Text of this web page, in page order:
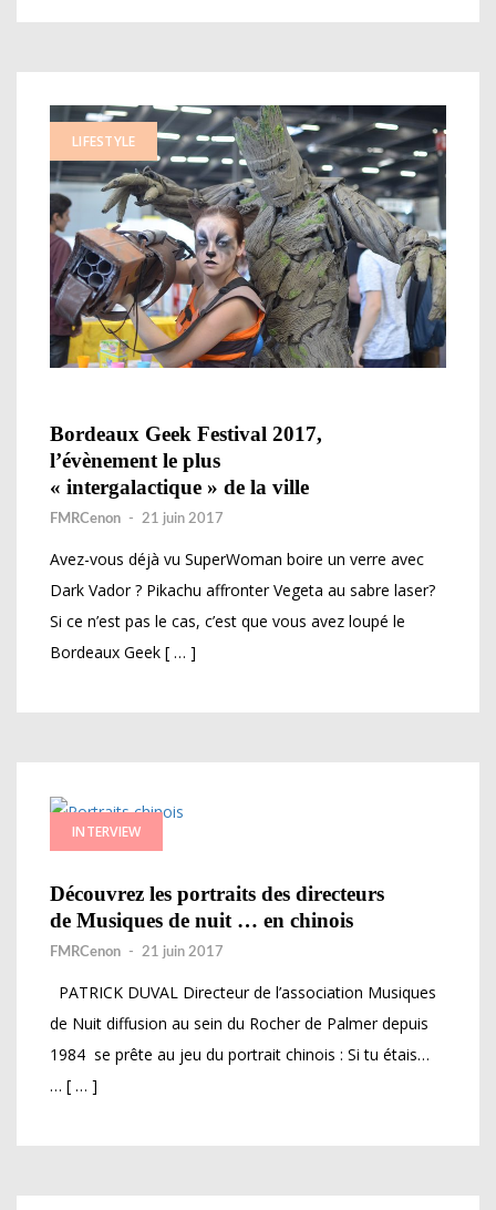
LIFESTYLE
Bordeaux Geek Festival 2017,
l’évènement le plus
« intergalactique » de la ville
FMRCenon - 21 juin 2017
Avez-vous déjà vu SuperWoman boire un verre avec
Dark Vador ? Pikachu affronter Vegeta au sabre laser?
Si ce n’est pas le cas, c’est que vous avez loupé le
Bordeaux Geek [ … ]
INTERVIEW
Découvrez les portraits des directeurs
de Musiques de nuit … en chinois
FMRCenon - 21 juin 2017
PATRICK DUVAL Directeur de l’association Musiques
de Nuit diffusion au sein du Rocher de Palmer depuis
1984 se prête au jeu du portrait chinois : Si tu étais…
… [ … ]